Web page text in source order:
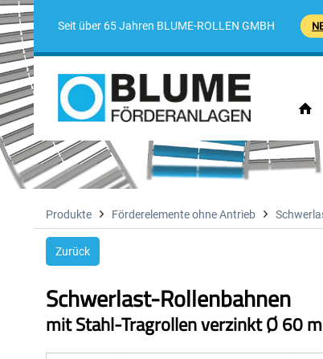
Seit über 65 Jahren BLUME-ROLLEN GMBH
Produkte Förderelemente ohne Antrieb
Zurück
Schwerlast-Rollenbahnen
mit Stahl-Tragrollen verzinkt Ø 60